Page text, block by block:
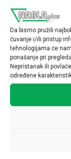
Da bismo pružili
čuvanje i/ili pristup
tehnologijama će
ponašanje pri
Nepristanak ili
određene
220 AC
Nazivna struja
50
Broj
1NC
Povezani